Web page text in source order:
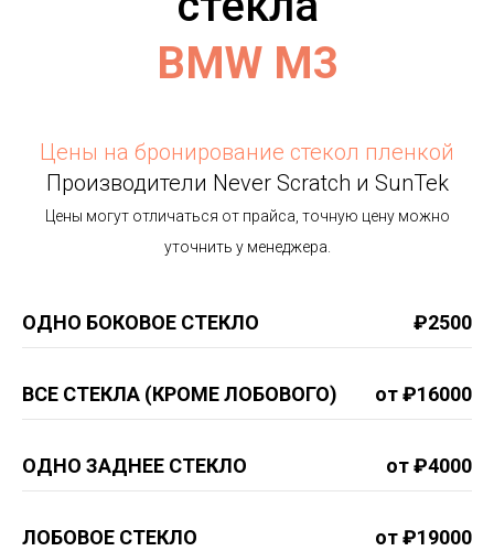
BMW M3
Цены на бронирование стекол пленкой
Производители Never Scratch и SunTek
Цены могут отличаться от прайса, точную цену можно
уточнить у менеджера.
ОДНО БОКОВОЕ СТЕКЛО ₽2500
ВСЕ СТЕКЛА (КРОМЕ ЛОБОВОГО) от ₽16000
ОДНО ЗАДНЕЕ СТЕКЛО от ₽4000
ЛОБОВОЕ СТЕКЛО от ₽19000